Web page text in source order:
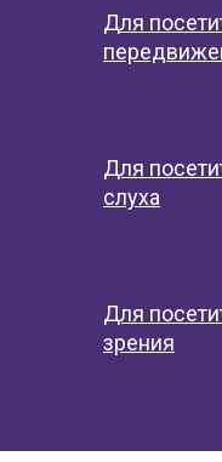
Для
Для
слуха
Для
зрения